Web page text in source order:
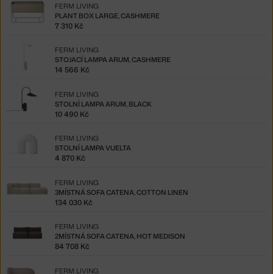
PLANT BOX LARGE, CASHMERE
FERM LIVING
7 310 Kč
STOJACÍ LAMPA ARUM, CASHMERE
FERM LIVING
14 566 Kč
STOLNÍ LAMPA ARUM, BLACK
FERM LIVING
10 490 Kč
STOLNÍ LAMPA VUELTA
FERM LIVING
4 870 Kč
3MÍSTNÁ SOFA CATENA, COTTON LINEN
FERM LIVING
134 030 Kč
2MÍSTNÁ SOFA CATENA, HOT MEDISON
FERM LIVING
84 708 Kč
FERM LIVING